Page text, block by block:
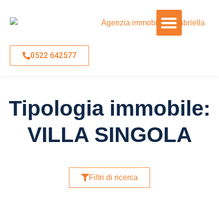
0522 642577
Tipologia immobile:
VILLA SINGOLA
Filtri di ricerca